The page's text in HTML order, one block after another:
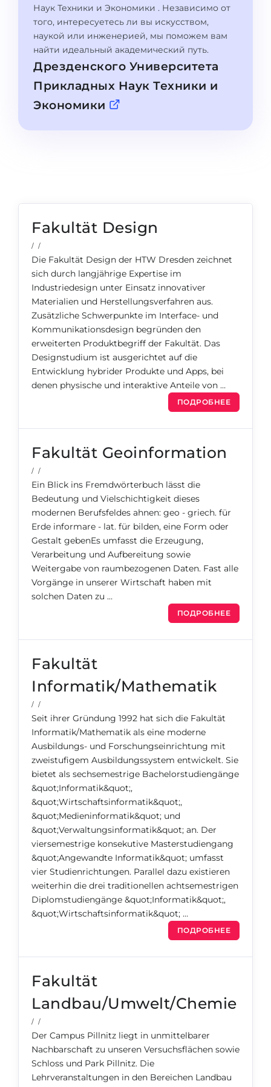
Города
ПРОФЕССИИ
Профессии
Специальности
Примеры вакансий
КАРЬЕРНОЕ ОРИЕНТИРОВАНИЕ
Тест RIASEC
Успех на
100%
Наши студенты успешно поступают
КОНСУЛЬТАЦИЯ!
ПОСТУПАЕМ НА...
Медицина
Инженерия
Физика
Менеджмент
Другая специальность
Казахстан
Азербайджан
Армения
Беларусь
Другая страна
ЗАПИСАТЬСЯ НА КОНСУЛЬТАЦИЮ
Наук Техники и Экономики . Независимо от
того, интересуетесь ли вы искусством,
наукой или инженерией, мы поможем вам
найти идеальный академический путь.
Дрезденского Университета
Прикладных Наук Техники и
Экономики
Fakultät Design
/ /
Die Fakultät Design der HTW Dresden zeichnet
sich durch langjährige Expertise im
Industriedesign unter Einsatz innovativer
Materialien und Herstellungsverfahren aus.
Zusätzliche Schwerpunkte im Interface- und
Kommunikationsdesign begründen den
erweiterten Produktbegriff der Fakultät. Das
Designstudium ist ausgerichtet auf die
Entwicklung hybrider Produkte und Apps, bei
denen physische und interaktive Anteile von …
ПОДРОБНЕЕ
Fakultät Geoinformation
/ /
Ein Blick ins Fremdwörterbuch lässt die
Bedeutung und Vielschichtigkeit dieses
modernen Berufsfeldes ahnen: geo - griech. für
Erde informare - lat. für bilden, eine Form oder
Gestalt gebenEs umfasst die Erzeugung,
Verarbeitung und Aufbereitung sowie
Weitergabe von raumbezogenen Daten. Fast alle
Vorgänge in unserer Wirtschaft haben mit
solchen Daten zu …
ПОДРОБНЕЕ
Fakultät
Informatik/Mathematik
/ /
Seit ihrer Gründung 1992 hat sich die Fakultät
Informatik/Mathematik als eine moderne
Ausbildungs- und Forschungseinrichtung mit
zweistufigem Ausbildungssystem entwickelt. Sie
bietet als sechsemestrige Bachelorstudiengänge
&quot;Informatik&quot;,
&quot;Wirtschaftsinformatik&quot;,
&quot;Medieninformatik&quot; und
&quot;Verwaltungsinformatik&quot; an. Der
viersemestrige konsekutive Masterstudiengang
&quot;Angewandte Informatik&quot; umfasst
vier Studienrichtungen. Parallel dazu existieren
weiterhin die drei traditionellen achtsemestrigen
Diplomstudiengänge &quot;Informatik&quot;,
&quot;Wirtschaftsinformatik&quot; …
ПОДРОБНЕЕ
Fakultät
Landbau/Umwelt/Chemie
/ /
Der Campus Pillnitz liegt in unmittelbarer
Nachbarschaft zu unseren Versuchsflächen sowie
Schloss und Park Pillnitz. Die
Lehrveranstaltungen in den Bereichen Landbau